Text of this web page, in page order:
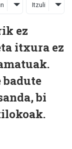
Itzuli
ez
itxura ez
badute
bi